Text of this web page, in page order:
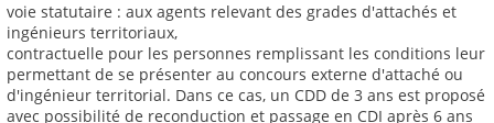
voie statutaire : aux agents relevant des grades d'attachés et
ingénieurs territoriaux,
contractuelle pour les personnes remplissant les conditions leur
permettant de se présenter au concours externe d'attaché ou
d'ingénieur territorial. Dans ce cas, un CDD de 3 ans est proposé
avec possibilité de reconduction et passage en CDI après 6 ans